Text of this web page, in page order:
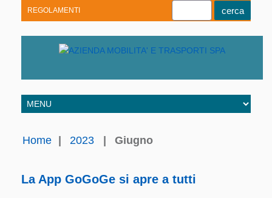
REGOLAMENTI
Home 2023 Giugno
La App GoGoGe si apre a tutti